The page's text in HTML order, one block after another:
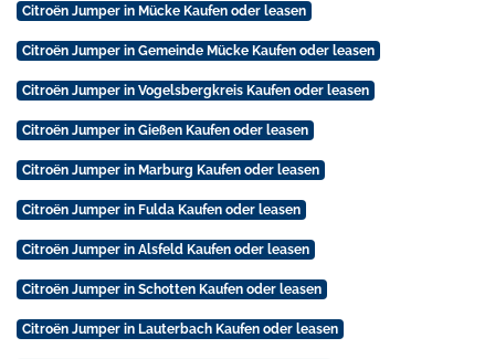
Citroën Jumper in Mücke Kaufen oder leasen
Citroën Jumper in Gemeinde Mücke Kaufen oder leasen
Citroën Jumper in Vogelsbergkreis Kaufen oder leasen
Citroën Jumper in Gießen Kaufen oder leasen
Citroën Jumper in Marburg Kaufen oder leasen
Citroën Jumper in Fulda Kaufen oder leasen
Citroën Jumper in Alsfeld Kaufen oder leasen
Citroën Jumper in Schotten Kaufen oder leasen
Citroën Jumper in Lauterbach Kaufen oder leasen